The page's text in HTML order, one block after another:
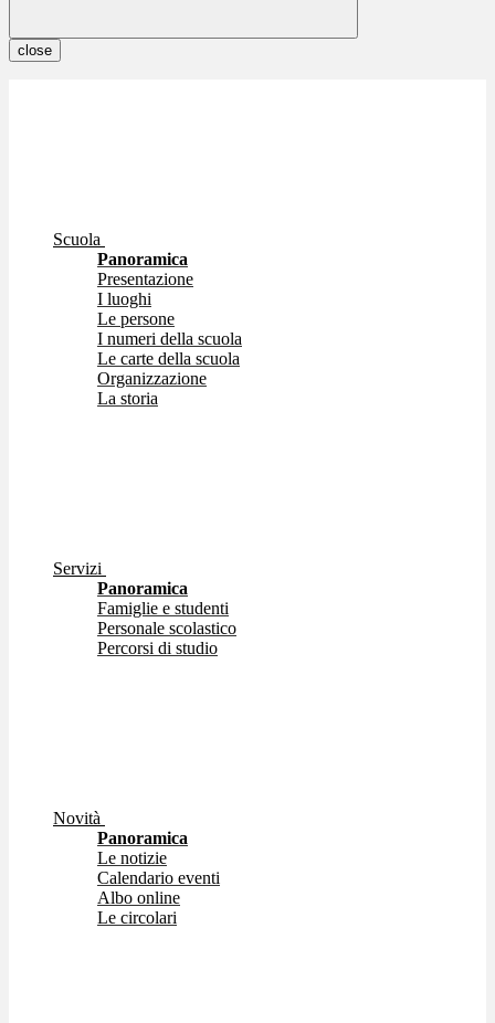
close
Scuola
Panoramica
Presentazione
I luoghi
Le persone
I numeri della scuola
Le carte della scuola
Organizzazione
La storia
Servizi
Panoramica
Famiglie e studenti
Personale scolastico
Percorsi di studio
Novità
Panoramica
Le notizie
Calendario eventi
Albo online
Le circolari